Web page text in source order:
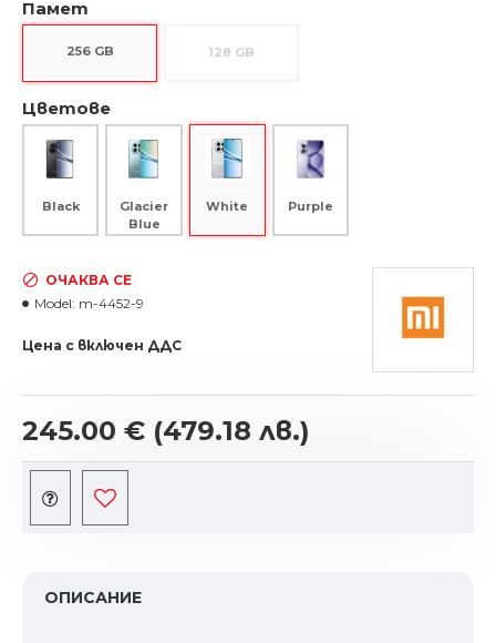
Памет
256 GB 128 GB
Цветове
Black
Glacier
Blue
White Purple
245.00 € (479.18 лв.)
ОЧАКВА СЕ
Model: m-4452-9
Цена с включен ДДС
ОПИСАНИЕ